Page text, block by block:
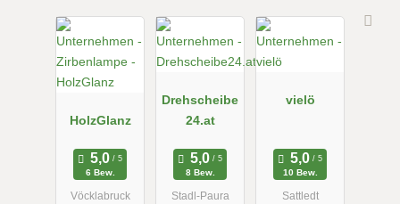
HolzGlanz
6 Bew.
Vöcklabruck
Drehscheibe
24.at
8 Bew.
Stadl-Paura
vielö
10 Bew.
Sattledt